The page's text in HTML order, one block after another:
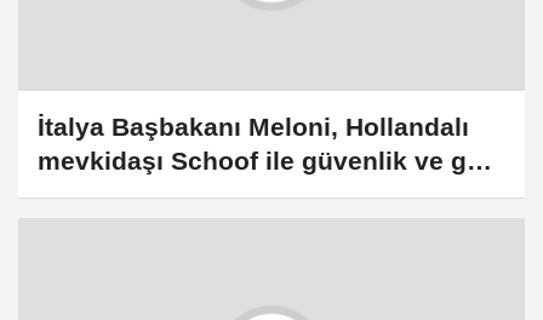
İtalya Başbakanı Meloni, Hollandalı
mevkidaşı Schoof ile güvenlik ve göç
konularını görüştü